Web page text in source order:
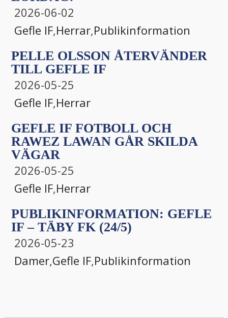
2026-06-02
Gefle IF,Herrar,Publikinformation
PELLE OLSSON ÅTERVÄNDER
TILL GEFLE IF
2026-05-25
Gefle IF,Herrar
GEFLE IF FOTBOLL OCH
RAWEZ LAWAN GÅR SKILDA
VÄGAR
2026-05-25
Gefle IF,Herrar
PUBLIKINFORMATION: GEFLE
IF – TÄBY FK (24/5)
2026-05-23
Damer,Gefle IF,Publikinformation